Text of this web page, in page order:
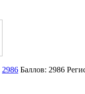
2986 Баллов: 2986